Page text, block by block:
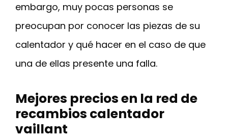
embargo, muy pocas personas se
preocupan por conocer las piezas de su
calentador y qué hacer en el caso de que
una de ellas presente una falla.
Mejores precios en la red de
recambios calentador
vaillant